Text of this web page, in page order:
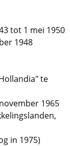
tot 1 mei 1950
1948
te
1965
in 1975)